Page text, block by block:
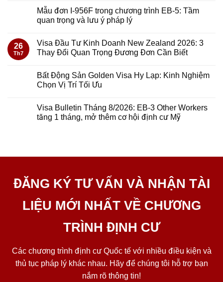
Mẫu đơn I-956F trong chương trình EB-5: Tầm
quan trọng và lưu ý pháp lý
26
Th7
Visa Đầu Tư Kinh Doanh New Zealand 2026: 3
Thay Đổi Quan Trọng Đương Đơn Cần Biết
Bất Động Sản Golden Visa Hy Lạp: Kinh Nghiệm
Chọn Vị Trí Tối Ưu
Visa Bulletin Tháng 8/2026: EB-3 Other Workers
tăng 1 tháng, mở thêm cơ hội định cư Mỹ
ĐĂNG KÝ TƯ VẤN VÀ NHẬN TÀI
LIỆU MỚI NHẤT VỀ CHƯƠNG
TRÌNH ĐỊNH CƯ
Các chương trình định cư Quốc tế với nhiều điều kiện và
thủ tục pháp lý khác nhau. Hãy để chúng tôi hỗ trợ bạn
nắm rõ thông tin!